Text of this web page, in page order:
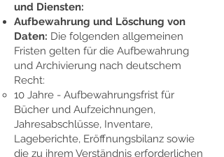
und Diensten:
Aufbewahrung und Löschung von
Daten: Die folgenden allgemeinen
Fristen gelten für die Aufbewahrung
und Archivierung nach deutschem
Recht:
10 Jahre - Aufbewahrungsfrist für
Bücher und Aufzeichnungen,
Jahresabschlüsse, Inventare,
Lageberichte, Eröffnungsbilanz sowie
die zu ihrem Verständnis erforderlichen